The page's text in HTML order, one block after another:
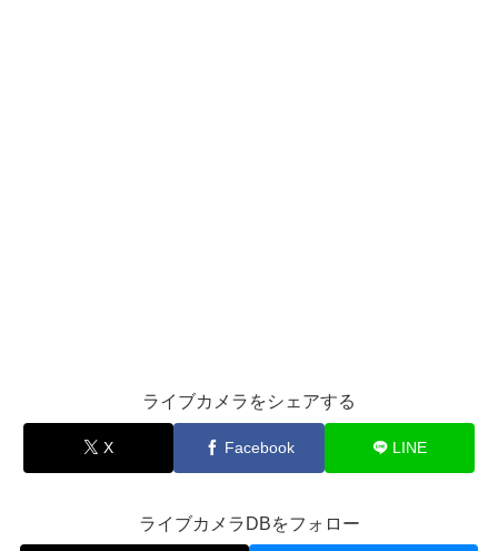
ライブカメラをシェアする
X Facebook LINE
ライブカメラDBをフォロー